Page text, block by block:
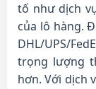
tố như dịch
của lô hàng.
DHL/UPS/
trọng lượng
hơn. Với dịch